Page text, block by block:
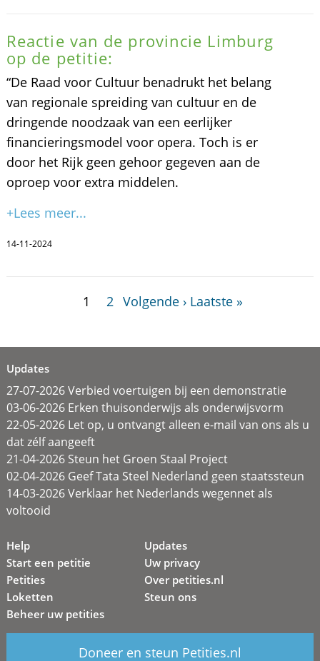
Reactie van de provincie Limburg
op de petitie:
“De Raad voor Cultuur benadrukt het belang
van regionale spreiding van cultuur en de
dringende noodzaak van een eerlijker
financieringsmodel voor opera. Toch is er
door het Rijk geen gehoor gegeven aan de
oproep voor extra middelen.
+Lees meer...
14-11-2024
1 2 Volgende › Laatste »
Updates
27-07-2026 Verbied voertuigen bij een demonstratie
03-06-2026 Erken thuisonderwijs als onderwijsvorm
22-05-2026 Let op, u ontvangt alleen e-mail van ons als u
dat zélf aangeeft
21-04-2026 Steun het Groen Staal Project
02-04-2026 Geef Tata Steel Nederland geen staatssteun
14-03-2026 Verklaar het Nederlands wegennet als
voltooid
Help
Start een petitie
Petities
Loketten
Beheer uw petities
Updates
Uw privacy
Over petities.nl
Steun ons
Doneer en steun Petities.nl